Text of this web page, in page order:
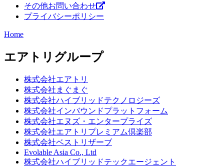
その他お問い合わせ
プライバシーポリシー
Home
エアトリグループ
株式会社エアトリ
株式会社まぐまぐ
株式会社ハイブリッドテクノロジーズ
株式会社インバウンドプラットフォーム
株式会社エヌズ・エンタープライズ
株式会社エアトリプレミアム倶楽部
株式会社ベストリザーブ
Evolable Asia Co., Ltd
株式会社ハイブリッドテックエージェント